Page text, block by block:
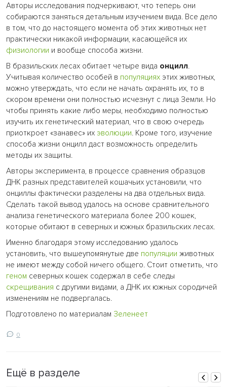
Авторы исследования подчеркивают, что теперь они
собираются заняться детальным изучением вида. Все дело
в том, что до настоящего момента об этих животных нет
практически никакой информации, касающейся их
физиологии и вообще способа жизни.
В бразильских лесах обитает четыре вида онцилл.
Учитывая количество особей в популяциях этих животных,
можно утверждать, что если не начать охранять их, то в
скором времени они полностью исчезнут с лица Земли. Но
чтобы принять какие либо меры, необходимо полностью
изучить их генетический материал, что в свою очередь
приоткроет «занавес» их эволюции. Кроме того, изучение
способа жизни онцилл даст возможность определить
методы их защиты.
Авторы эксперимента, в процессе сравнения образцов
ДНК разных представителей кошачьих установили, что
онциллы фактически разделены на два отдельных вида.
Сделать такой вывод удалось на основе сравнительного
анализа генетического материала более 200 кошек,
которые обитают в северных и южных бразильских лесах.
Именно благодаря этому исследованию удалось
установить, что вышеупомянутые две популяции животных
не имеют между собой ничего общего. Стоит отметить, что
геном северных кошек содержал в себе следы
скрещивания с другими видами, а ДНК их южных сородичей
изменениям не подвергалась.
Подготовлено по материалам Зеленеет
0
Ещё в разделе